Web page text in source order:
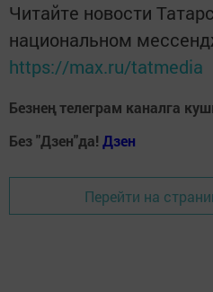
Читайте новости
национальном
https://max.ru/tatmedia
Безнең телеграм каналга
Без "Дзен"да! Дзен
Перейти на